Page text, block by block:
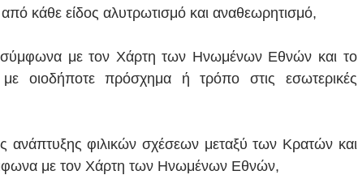
κάθε είδος αλυτρωτισμό και αναθεωρητισμό,
με τον Χάρτη των Ηνωμένων Εθνών και το
οιοδήποτε πρόσχημα ή τρόπο στις εσωτερικές
ανάπτυξης φιλικών σχέσεων μεταξύ των Κρατών και
με τον Χάρτη των Ηνωμένων Εθνών,